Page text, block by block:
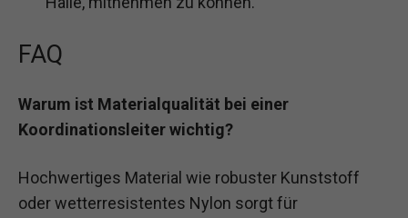
FAQ
Warum ist Materialqualität bei einer
Koordinationsleiter wichtig?
Hochwertiges Material wie robuster Kunststoff
oder wetterresistentes Nylon sorgt für